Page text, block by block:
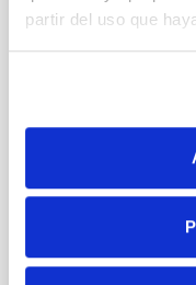
partir del uso que